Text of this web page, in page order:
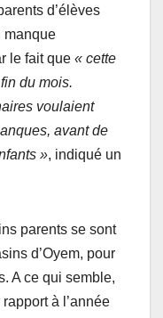
d’élèves
manque
le fait que « cette
du mois.
voulaient
avant de
», indiqué un
parents se sont
d’Oyem, pour
A ce qui semble,
à l’année